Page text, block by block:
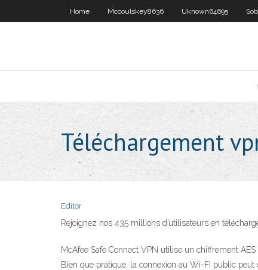
Home Mccoulskey8636 Uknown64695
Téléchargement
Editor
Rejoignez nos 435 millions d’utilisateurs en
McAfee Safe Connect VPN utilise un chiffrement
Bien que pratique, la connexion au Wi-Fi public